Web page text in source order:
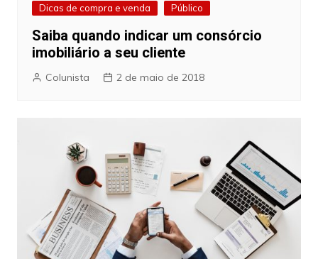
Dicas de compra e venda Público
Saiba quando indicar um consórcio
imobiliário a seu cliente
Colunista 2 de maio de 2018